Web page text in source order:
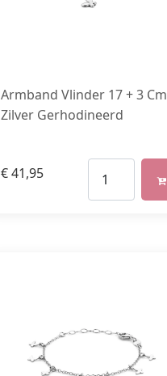
Armband Vlinder 17 + 3 Cm
Zilver Gerhodineerd
€41,95